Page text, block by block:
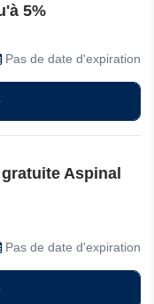
5%
supplémentaire
Pas de date d'expiration
Aspinal
commande
Pas de date d'expiration